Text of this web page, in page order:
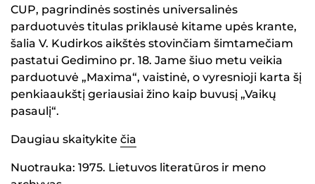
CUP, pagrindinės sostinės universalinės
parduotuvės titulas priklausė kitame upės krante,
šalia V. Kudirkos aikštės stovinčiam šimtamečiam
pastatui Gedimino pr. 18. Jame šiuo metu veikia
parduotuvė „Maxima“, vaistinė, o vyresnioji karta šį
penkiaaukštį geriausiai žino kaip buvusį „Vaikų
pasaulį“.
Daugiau skaitykite čia
Nuotrauka: 1975. Lietuvos literatūros ir meno